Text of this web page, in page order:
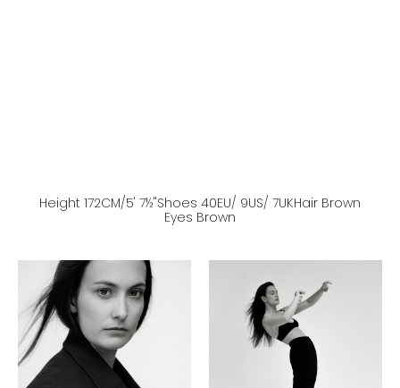
Height 172CM/5' 7½''Shoes 40EU/ 9US/ 7UKHair Brown
Eyes Brown